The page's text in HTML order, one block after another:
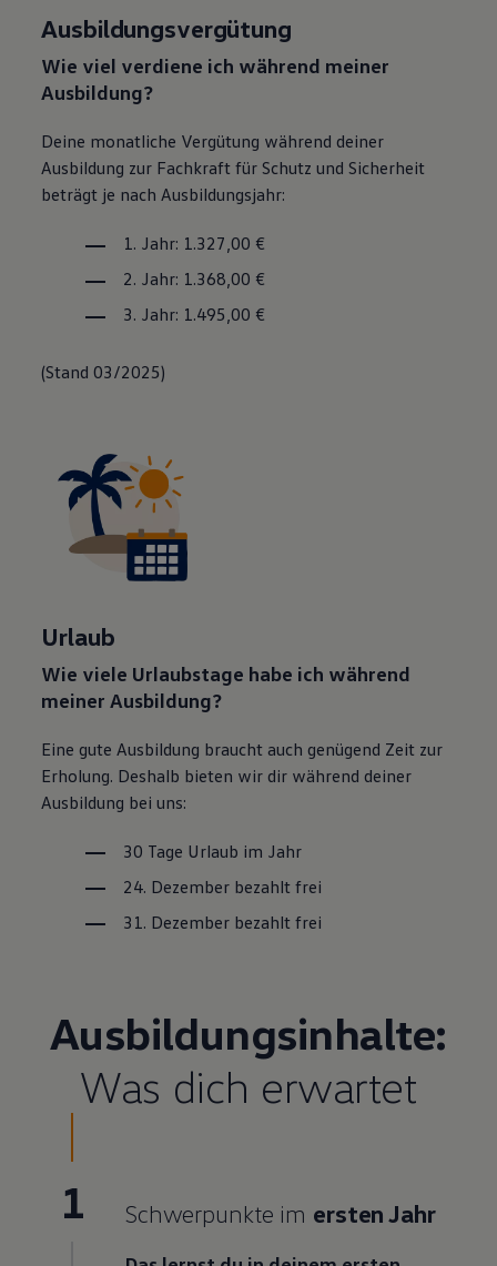
Ausbildungsvergütung
Wie viel verdiene ich während meiner
Ausbildung?
Deine monatliche Vergütung während deiner
Ausbildung zur Fachkraft für Schutz und Sicherheit
beträgt je nach Ausbildungsjahr:
1. Jahr: 1.327,00 €
2. Jahr: 1.368,00 €
3. Jahr: 1.495,00 €
(Stand 03/2025)
Urlaub
Wie viele Urlaubstage habe ich während
meiner Ausbildung?
Eine gute Ausbildung braucht auch genügend Zeit zur
Erholung. Deshalb bieten wir dir während deiner
Ausbildung bei uns:
30 Tage Urlaub im Jahr
24. Dezember bezahlt frei
31. Dezember bezahlt frei
Ausbildungsinhalte:
Was dich erwartet
1 Schwerpunkte im ersten Jahr